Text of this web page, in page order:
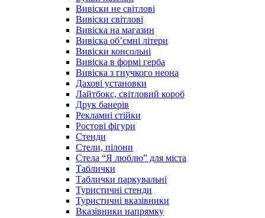
Вивіски не світлові
Вивіски світлові
Вивіска на магазин
Вивіска об’ємні літери
Вивіски консольні
Вивіска в формі герба
Вивіска з гнучкого неона
Дахові установки
Лайтбокс, світловий короб
Друк банерів
Рекламні стійки
Ростові фігури
Стенди
Стели, пілони
Стела “Я люблю” для міста
Таблички
Таблички паркувальні
Туристичні стенди
Туристичні вказівники
Вказівники напрямку